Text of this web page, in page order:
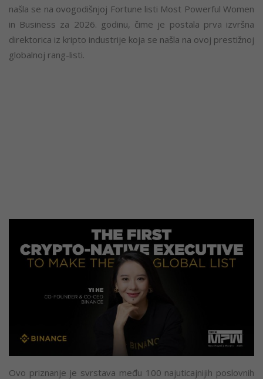
našla se na ovogodišnjoj Fortune listi Most Powerful Women
in Business za 2026. godinu, čime je postala prva izvršna
direktorica iz kripto industrije koja se našla na ovoj prestižnoj
globalnoj rang-listi.
Ovo priznanje je svrstava među 100 najuticajnijih poslovnih